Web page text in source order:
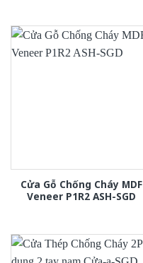
Cửa Gỗ Chống Cháy MDF
Veneer P1R2 ASH-SGD